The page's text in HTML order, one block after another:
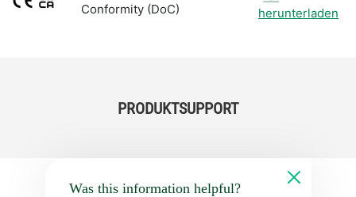
Conformity (DoC)
herunterladen
PRODUKTSUPPORT
Was this information helpful?